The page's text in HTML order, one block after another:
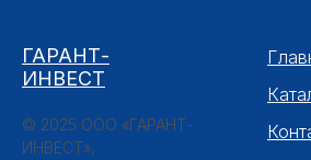
ГАРАНТ-
ИНВЕСТ
© 2025 ООО «ГАРАНТ-
ИНВЕСТ»,